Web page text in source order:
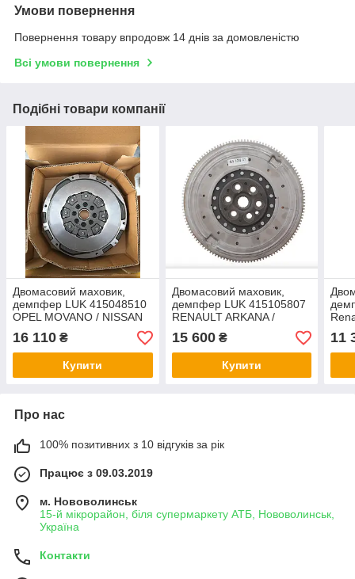
Умови повернення
Повернення товару впродовж 14 днів за домовленістю
Всі умови повернення
Подібні товари компанії
Двомасовий маховик,
демпфер LUK 415048510
OPEL MOVANO / NISSAN
NV400 / RENAULT
MASTER III 2,3 CDTI 10-
16 110 ₴
Купити
Двомасовий маховик,
демпфер LUK 415105807
RENAULT ARKANA /
CAPTUR / CLIO / MEGANE
1,6 E-TECH 20-
15 600₴
Купити
14-,
11
Про нас
100% позитивних з 10 відгуків за рік
Працює з 09.03.2019
м. Нововолинськ
15-й мікрорайон, біля супермаркету АТБ, Нововолинськ,
Україна
Контакти